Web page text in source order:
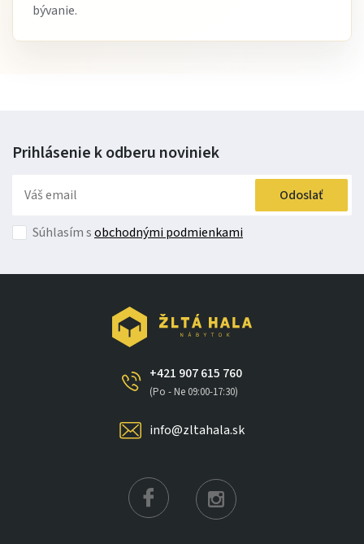
bývanie.
Prihlásenie k odberu noviniek
Odoslať
Súhlasím sobchodnými podmienkami
+421 907 615 760
(Po - Ne 09:00-17:30)
info@zltahala.sk